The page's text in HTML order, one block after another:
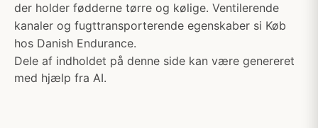
der holder fødderne tørre og kølige. Ventilerende
kanaler og fugttransporterende egenskaber si Køb
hos Danish Endurance.
Dele af indholdet på denne side kan være genereret
med hjælp fra AI.